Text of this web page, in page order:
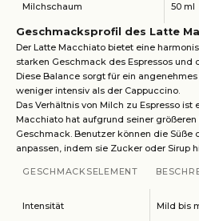
Milchschaum 50 ml
Geschmacksprofil des Latte
Der Latte Macchiato bietet eine
starken Geschmack des Espressos und
Diese Balance sorgt für ein
weniger intensiv als der Cappuccino.
Das Verhältnis von Milch zu Espresso ist
Macchiato hat aufgrund seiner
Geschmack. Benutzer können die Süße
anpassen, indem sie Zucker oder Sirup
GESCHMACKSELEMENT
Intensität Mild bis